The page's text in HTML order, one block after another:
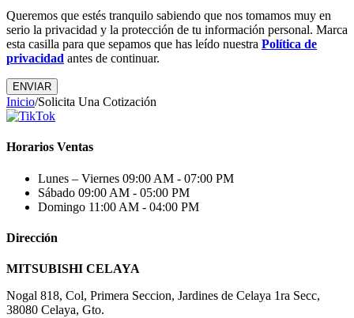
Queremos que estés tranquilo sabiendo que nos tomamos muy en
serio la privacidad y la protección de tu información personal. Marca
esta casilla para que sepamos que has leído nuestra Política de
privacidad antes de continuar.
Inicio/Solicita Una Cotización
Horarios Ventas
Lunes – Viernes 09:00 AM - 07:00 PM
Sábado 09:00 AM - 05:00 PM
Domingo 11:00 AM - 04:00 PM
Dirección
MITSUBISHI CELAYA
Nogal 818, Col, Primera Seccion, Jardines de Celaya 1ra Secc,
38080 Celaya, Gto.